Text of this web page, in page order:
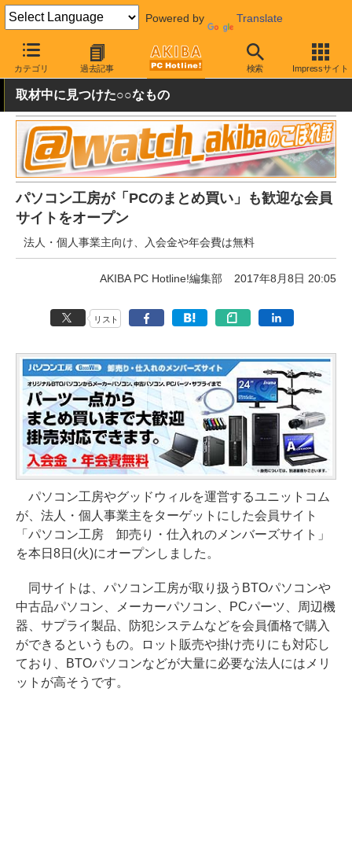
Powered by Translate
カテゴリ 過去記事 検索 Impressサイト
AKIBA PC Hotline! その他
取材中に見つけた○○なもの
パソコン工房が「PCのまとめ買い」も歓迎な会員
サイトをオープン
法人・個人事業主向け、入会金や年会費は無料
AKIBA PC Hotline!編集部 2017年8月8日 20:05
リスト
パソコン工房やグッドウィルを運営するユニットコム
が、法人・個人事業主をターゲットにした会員サイト
「パソコン工房 卸売り・仕入れのメンバーズサイト」
を本日8日(火)にオープンしました。
同サイトは、パソコン工房が取り扱うBTOパソコンや
中古品パソコン、メーカーパソコン、PCパーツ、周辺機
器、サプライ製品、防犯システムなどを会員価格で購入
ができるというもの。ロット販売や掛け売りにも対応し
ており、BTOパソコンなどが大量に必要な法人にはメリ
ットが高そうです。